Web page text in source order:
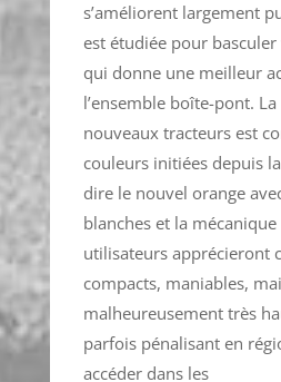
s’améliorent largement
est étudiée pour basculer
qui donne une meilleur
l’ensemble boîte-pont.
nouveaux tracteurs est
couleurs initiées depuis la
dire le nouvel orange
blanches et la
utilisateurs apprécieront
compacts, maniables,
malheureusement très
parfois pénalisant en
accéder dans les